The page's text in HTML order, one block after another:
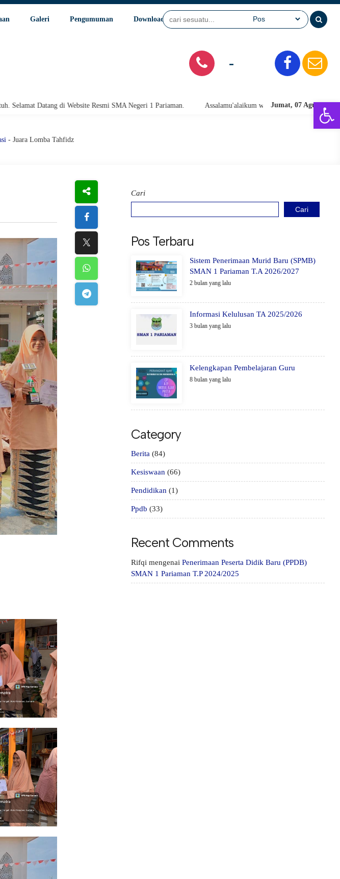
Galeri Pengumuman Download Video
-
Jumat, 07 Agu 2026
di Website Resmi SMA Negeri 1 Pariaman. Assalamu'alaikum warahmatullahi wabarakatuh. Selamat
- Juara Lomba Tahfidz
Cari
Cari
Pos Terbaru
Sistem Penerimaan Murid Baru (SPMB)
SMAN 1 Pariaman T.A 2026/2027
2 bulan yang lalu
Informasi Kelulusan TA 2025/2026
3 bulan yang lalu
Kelengkapan Pembelajaran Guru
8 bulan yang lalu
Category
Berita (84)
Kesiswaan (66)
Pendidikan (1)
Ppdb (33)
Recent Comments
Rifqi mengenai Penerimaan Peserta Didik Baru (PPDB)
SMAN 1 Pariaman T.P 2024/2025